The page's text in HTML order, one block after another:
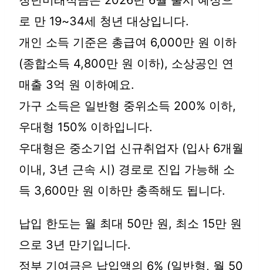
로 만 19~34세 청년 대상입니다.
개인 소득 기준은 총급여 6,000만 원 이하
(종합소득 4,800만 원 이하), 소상공인 연
매출 3억 원 이하예요.
가구 소득은 일반형 중위소득 200% 이하,
우대형 150% 이하입니다.
우대형은 중소기업 신규취업자 (입사 6개월
이내, 3년 근속 시) 경로로 진입 가능해 소
득 3,600만 원 이하만 충족해도 됩니다.
납입 한도는 월 최대 50만 원, 최소 15만 원
으로 3년 만기입니다.
정부 기여금은 납입액의 6% (일반형, 월 50